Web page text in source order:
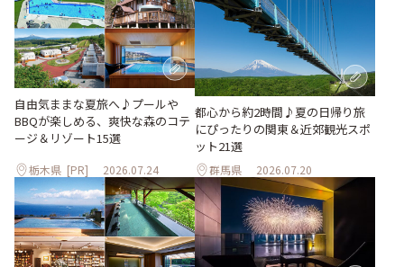
自由気ままな夏旅へ♪プールや
BBQが楽しめる、爽快な森のコテ
ージ＆リゾート15選
栃木県 [PR] 2026.07.24
都心から約2時間♪夏の日帰り旅
にぴったりの関東＆近郊観光スポ
ット21選
群馬県 2026.07.20